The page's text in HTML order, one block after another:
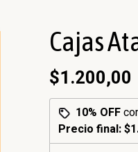
Cajas
$1.200,00
10% OFF
Precio final: